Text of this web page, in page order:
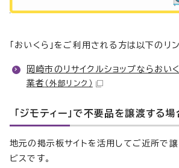
「おいくら」をご利用される方は以下のリ
岡崎市のリサイクルショップならおい
業者 （外部リンク）
「ジモティー」で不要品を譲渡する場
地元の掲示板サイトを活用してご近所で
ビスです。